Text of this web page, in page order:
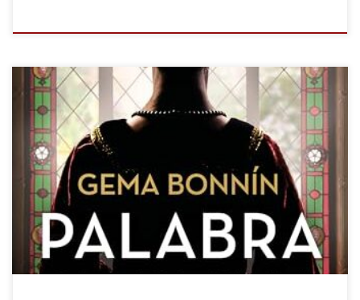
Gema Bonnín nos presenta, de la mano de Ediciones B, su novela
de ficción histórica: Palabra de reina. La literatura posee una serie
de mecanismos creativos, unas herramientas poéticas que
permiten al escritor viajar por el tiempo, investigar el pasado,
posar una mirada para, tras un escrutinio pausado, construir un […]